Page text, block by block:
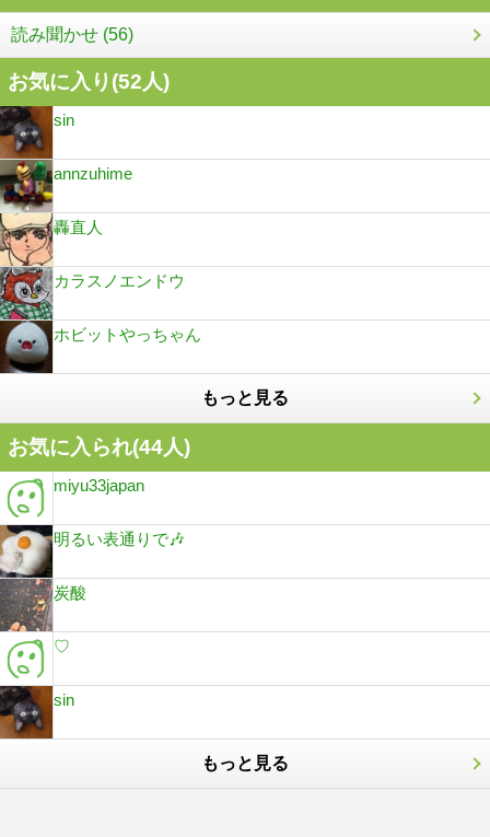
読み聞かせ (56)
お気に入り(52人)
sin
annzuhime
轟直人
カラスノエンドウ
ホビットやっちゃん
もっと見る
お気に入られ(44人)
miyu33japan
明るい表通りで🎶
炭酸
♡
sin
もっと見る